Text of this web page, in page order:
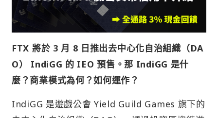
FTX 將於 3 月 8 日推出去中心化自治組織（DA
O） IndiGG 的 IEO 預售。那 IndiGG 是什
麼？商業模式為何？如何運作？
IndiGG 是遊戲公會 Yield Guild Games 旗下的